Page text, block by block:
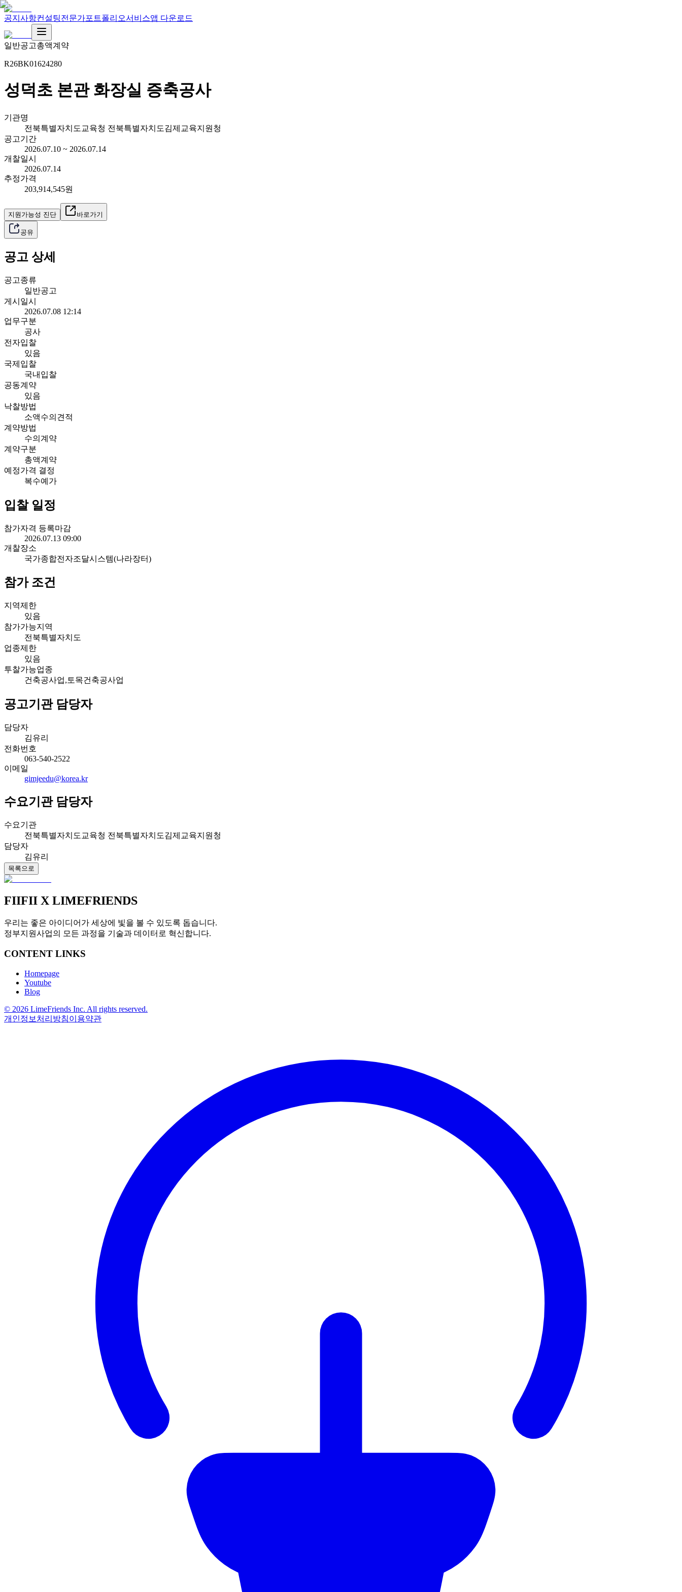
공지사항컨설팅전문가포트폴리오서비스앱 다운로드
일반공고총액계약
R26BK01624280
성덕초 본관 화장실 증축공사
기관명
전북특별자치도교육청 전북특별자치도김제교육지원청
공고기간
2026.07.10 ~ 2026.07.14
개찰일시
2026.07.14
추정가격
203,914,545원
지원가능성 진단 바로가기
공유
공고 상세
공고종류
일반공고
게시일시
2026.07.08 12:14
업무구분
공사
전자입찰
있음
국제입찰
국내입찰
공동계약
있음
낙찰방법
소액수의견적
계약방법
수의계약
계약구분
총액계약
예정가격 결정
복수예가
입찰 일정
참가자격 등록마감
2026.07.13 09:00
개찰장소
국가종합전자조달시스템(나라장터)
참가 조건
지역제한
있음
참가가능지역
전북특별자치도
업종제한
있음
투찰가능업종
건축공사업,토목건축공사업
공고기관 담당자
담당자
김유리
전화번호
063-540-2522
이메일
gimjeedu@korea.kr
수요기관 담당자
수요기관
전북특별자치도교육청 전북특별자치도김제교육지원청
담당자
김유리
목록으로
FIIFII X LIMEFRIENDS
우리는 좋은 아이디어가 세상에 빛을 볼 수 있도록 돕습니다.
정부지원사업의 모든 과정을 기술과 데이터로 혁신합니다.
CONTENT LINKS
Homepage
Youtube
Blog
© 2026 LimeFriends Inc. All rights reserved.
개인정보처리방침이용약관